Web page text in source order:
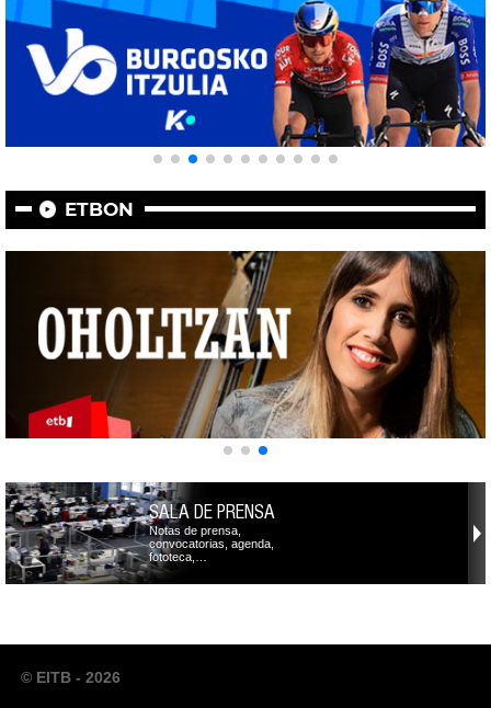
ETBON
SALA DE PRENSA
Notas de prensa,
convocatorias, agenda,
fototeca,…
© EITB - 2026